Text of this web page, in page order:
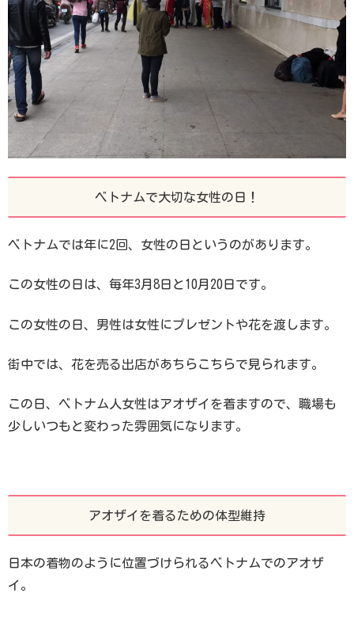
ベトナムで大切な女性の日！
ベトナムでは年に2回、女性の日というのがあります。
この女性の日は、毎年3月8日と10月20日です。
この女性の日、男性は女性にプレゼントや花を渡します。
街中では、花を売る出店があちらこちらで見られます。
この日、ベトナム人女性はアオザイを着ますので、職場も
少しいつもと変わった雰囲気になります。
アオザイを着るための体型維持
日本の着物のように位置づけられるベトナムでのアオザ
イ。